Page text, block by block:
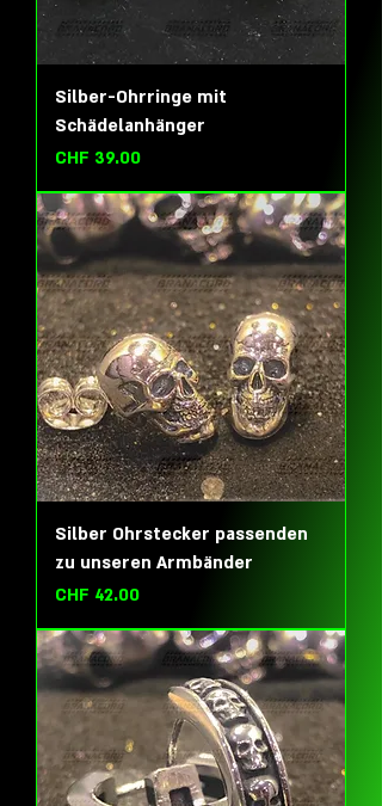
Silber-Ohrringe mit
Schädelanhänger
Preis
CHF 39.00
Silber Ohrstecker passenden
zu unseren Armbänder
Preis
CHF 42.00